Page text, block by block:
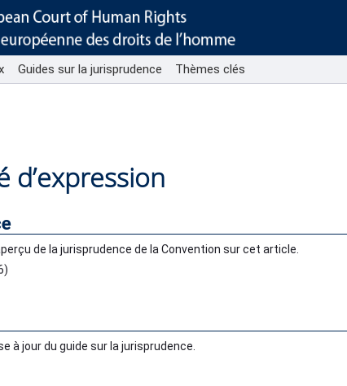
Guides sur la jurisprudence Thèmes clés
d’expression
de la jurisprudence de la Convention sur cet article.
)
à jour du guide sur la jurisprudence.